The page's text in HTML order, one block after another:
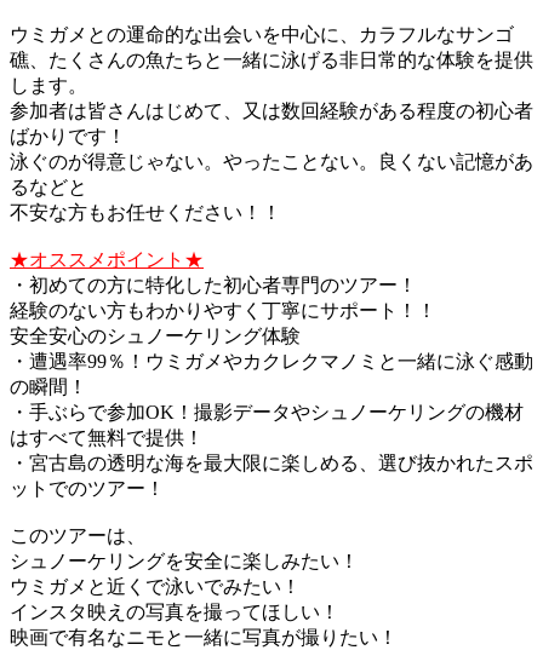
ウミガメとの運命的な出会いを中心に、カラフルなサンゴ
礁、たくさんの魚たちと一緒に泳げる非日常的な体験を提供
します。
参加者は皆さんはじめて、又は数回経験がある程度の初心者
ばかりです！
泳ぐのが得意じゃない。やったことない。良くない記憶があ
るなどと
不安な方もお任せください！！
★オススメポイント★
・初めての方に特化した初心者専門のツアー！
経験のない方もわかりやすく丁寧にサポート！！
安全安心のシュノーケリング体験
・遭遇率99％！ウミガメやカクレクマノミと一緒に泳ぐ感動
の瞬間！
・手ぶらで参加OK！撮影データやシュノーケリングの機材
はすべて無料で提供！
・宮古島の透明な海を最大限に楽しめる、選び抜かれたスポ
ットでのツアー！
このツアーは、
シュノーケリングを安全に楽しみたい！
ウミガメと近くで泳いでみたい！
インスタ映えの写真を撮ってほしい！
映画で有名なニモと一緒に写真が撮りたい！